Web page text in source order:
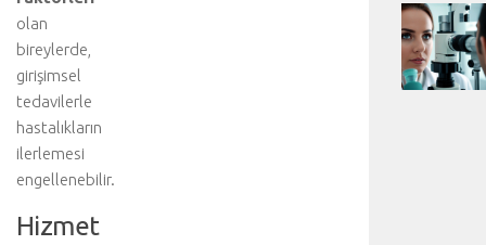
olan
bireylerde,
girişimsel
tedavilerle
hastalıkların
ilerlemesi
engellenebilir.
Hizmet